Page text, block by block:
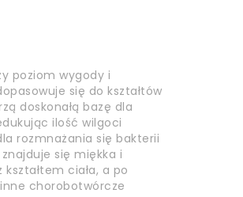
poziom wygody i
się do kształtów
doskonałą bazę dla
ilość wilgoci
rozmnażania się bakterii
się miękka i
ciała, a po
chorobotwórcze